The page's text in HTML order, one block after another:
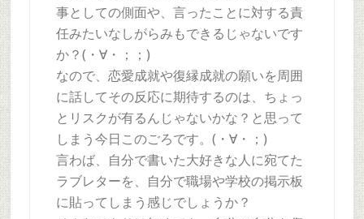
事としての側面や、言ったことに対する責
任みたいなしがらみもできるじゃないです
か？(・∀・；；)
なので、恋愛成就や復縁成就の願いを周囲
に話してその反応に期待するのは、ちょっ
とリスクが有るんじゃないかな？と思って
しまう今日このごろです。(・∀・；)
言わば、自分で書いた大好きな人に宛てた
ラブレターを、自分で職場や学校の掲示板
に貼ってしまう感じでしょうか？